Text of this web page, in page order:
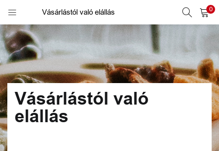
Vásárlástól való elállás 0
Vásárlástól való
elállás
BELÉPÉS
A belépéshez adja meg felhasználó nevét / email címét és
jelszavát.